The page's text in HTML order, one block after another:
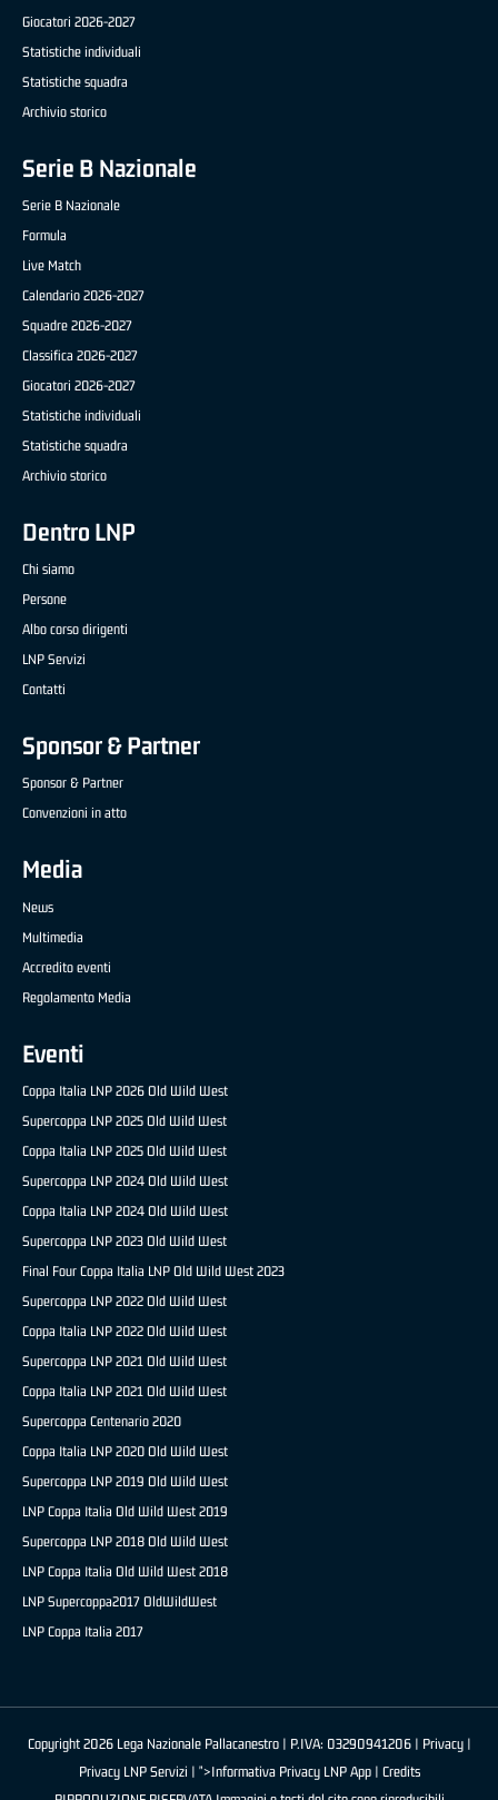
Giocatori 2026-2027
Statistiche individuali
Statistiche squadra
Archivio storico
Serie B Nazionale
Serie B Nazionale
Formula
Live Match
Calendario 2026-2027
Squadre 2026-2027
Classifica 2026-2027
Giocatori 2026-2027
Statistiche individuali
Statistiche squadra
Archivio storico
Dentro LNP
Chi siamo
Persone
Albo corso dirigenti
LNP Servizi
Contatti
Sponsor & Partner
Sponsor & Partner
Convenzioni in atto
Media
News
Multimedia
Accredito eventi
Regolamento Media
Eventi
Coppa Italia LNP 2026 Old Wild West
Supercoppa LNP 2025 Old Wild West
Coppa Italia LNP 2025 Old Wild West
Supercoppa LNP 2024 Old Wild West
Coppa Italia LNP 2024 Old Wild West
Supercoppa LNP 2023 Old Wild West
Final Four Coppa Italia LNP Old Wild West 2023
Supercoppa LNP 2022 Old Wild West
Coppa Italia LNP 2022 Old Wild West
Supercoppa LNP 2021 Old Wild West
Coppa Italia LNP 2021 Old Wild West
Supercoppa Centenario 2020
Coppa Italia LNP 2020 Old Wild West
Supercoppa LNP 2019 Old Wild West
LNP Coppa Italia Old Wild West 2019
Supercoppa LNP 2018 Old Wild West
LNP Coppa Italia Old Wild West 2018
LNP Supercoppa2017 OldWildWest
LNP Coppa Italia 2017
Copyright 2026 Lega Nazionale Pallacanestro | P.IVA: 03290941206 | Privacy|
Privacy LNP Servizi | ">Informativa Privacy LNP App | Credits